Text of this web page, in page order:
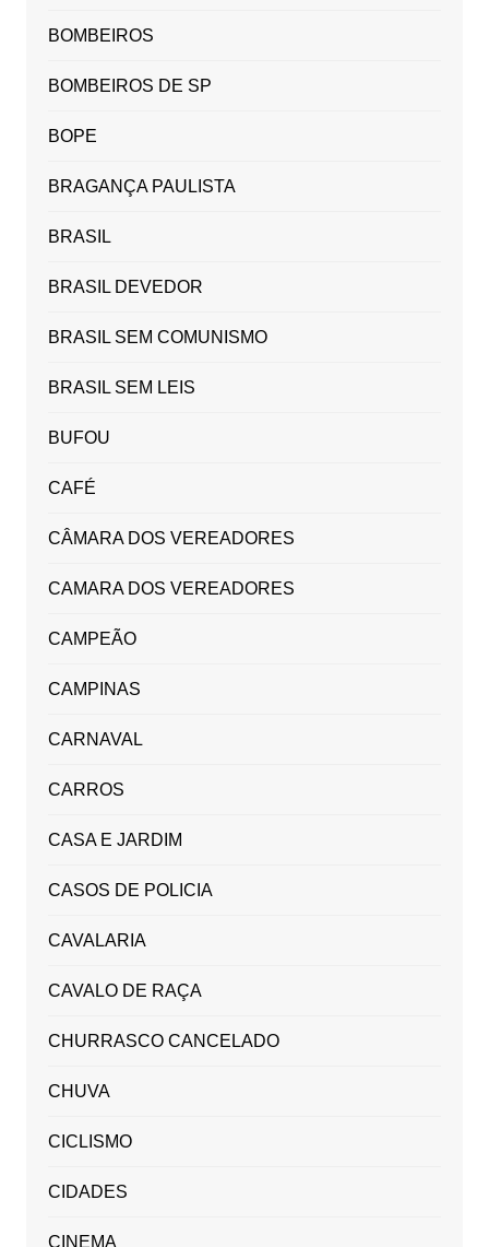
BOMBEIROS
BOMBEIROS DE SP
BOPE
BRAGANÇA PAULISTA
BRASIL
BRASIL DEVEDOR
BRASIL SEM COMUNISMO
BRASIL SEM LEIS
BUFOU
CAFÉ
CÂMARA DOS VEREADORES
CAMARA DOS VEREADORES
CAMPEÃO
CAMPINAS
CARNAVAL
CARROS
CASA E JARDIM
CASOS DE POLICIA
CAVALARIA
CAVALO DE RAÇA
CHURRASCO CANCELADO
CHUVA
CICLISMO
CIDADES
CINEMA